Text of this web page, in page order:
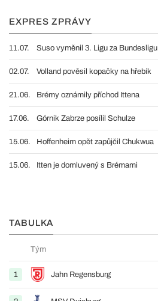
EXPRES ZPRÁVY
11.07. Suso vyměnil 3. Ligu za Bundesligu
02.07. Volland pověsil kopačky na hřebík
21.06. Brémy oznámily příchod Ittena
17.06. Górnik Zabrze posílil Schulze
15.06. Hoffenheim opět zapůjčil Chukwua
15.06. Itten je domluvený s Brémami
TABULKA
Tým
1 Jahn Regensburg